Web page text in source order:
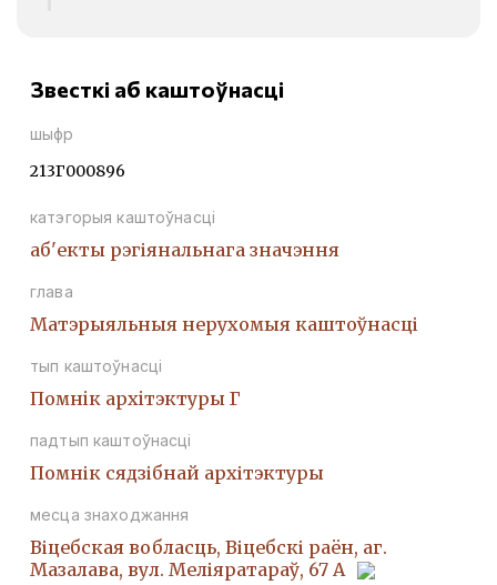
Звесткі аб каштоўнасці
шыфр
213Г000896
катэгорыя каштоўнасці
аб'екты рэгіянальнага значэння
глава
Матэрыяльныя нерухомыя каштоўнасці
тып каштоўнасці
Помнiк архiтэктуры Г
падтып каштоўнасці
Помнік сядзібнай архітэктуры
месца знаходжання
Віцебская вобласць, Віцебскі раён, аг.
Мазалава, вул. Меліяратараў, 67 А